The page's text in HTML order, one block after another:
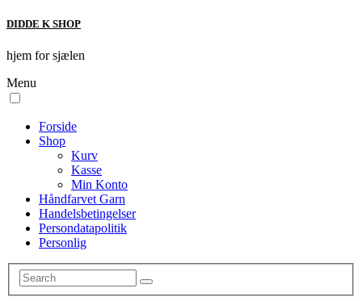
DIDDE K SHOP
hjem for sjælen
Menu
Forside
Shop
Kurv
Kasse
Min Konto
Håndfarvet Garn
Handelsbetingelser
Persondatapolitik
Personlig